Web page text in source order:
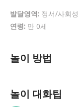
발달영역: 정서/사회성
연령: 만 0세
놀이 방법
놀이 대화팁